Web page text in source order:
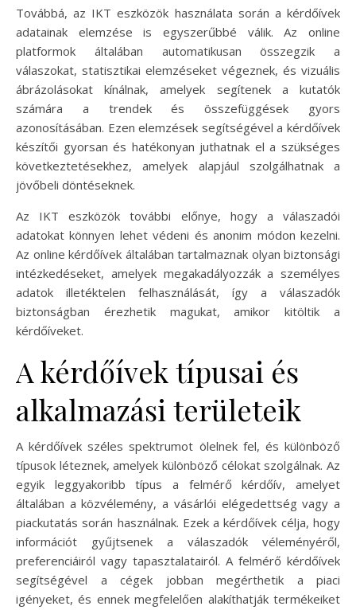
Továbbá, az IKT eszközök használata során a kérdőívek
adatainak elemzése is egyszerűbbé válik. Az online
platformok általában automatikusan összegzik a
válaszokat, statisztikai elemzéseket végeznek, és vizuális
ábrázolásokat kínálnak, amelyek segítenek a kutatók
számára a trendek és összefüggések gyors
azonosításában. Ezen elemzések segítségével a kérdőívek
készítői gyorsan és hatékonyan juthatnak el a szükséges
következtetésekhez, amelyek alapjául szolgálhatnak a
jövőbeli döntéseknek.
Az IKT eszközök további előnye, hogy a válaszadói
adatokat könnyen lehet védeni és anonim módon kezelni.
Az online kérdőívek általában tartalmaznak olyan biztonsági
intézkedéseket, amelyek megakadályozzák a személyes
adatok illetéktelen felhasználását, így a válaszadók
biztonságban érezhetik magukat, amikor kitöltik a
kérdőíveket.
A kérdőívek típusai és
alkalmazási területeik
A kérdőívek széles spektrumot ölelnek fel, és különböző
típusok léteznek, amelyek különböző célokat szolgálnak. Az
egyik leggyakoribb típus a felmérő kérdőív, amelyet
általában a közvélemény, a vásárlói elégedettség vagy a
piackutatás során használnak. Ezek a kérdőívek célja, hogy
információt gyűjtsenek a válaszadók véleményéről,
preferenciáiról vagy tapasztalatairól. A felmérő kérdőívek
segítségével a cégek jobban megérthetik a piaci
igényeket, és ennek megfelelően alakíthatják termékeiket